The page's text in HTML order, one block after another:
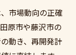
市場動向の正確
原市や藤沢市の
動き、再開発計